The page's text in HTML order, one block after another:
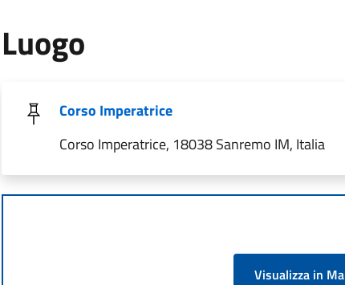
Luogo
Corso Imperatrice
Corso Imperatrice, 18038 Sanremo IM, Italia
Visualizza in